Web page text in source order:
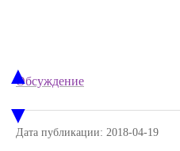
Обсуждение
Дата публикации: 2018-04-19
▲
▼